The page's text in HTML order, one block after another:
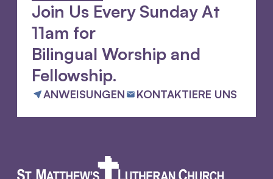
Join Us Every Sunday At
11am for
Bilingual Worship and
Fellowship.
ANWEISUNGEN KONTAKTIERE UNS